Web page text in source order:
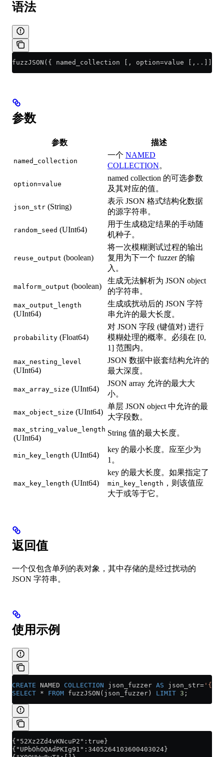
语法
fuzzJSON({ named_collection [, option=value [,..]] |
参数
参数 描述
named_collection
一个 NAMED
COLLECTION。
option=value
named collection 的可选参数
及其对应的值。
json_str (String)
表示 JSON 格式结构化数据
的源字符串。
random_seed (UInt64)
用于生成稳定结果的手动随
机种子。
reuse_output (boolean)
将一次模糊测试过程的输出
复用为下一个 fuzzer 的输
入。
malform_output (boolean)
生成无法解析为 JSON object
的字符串。
max_output_length
(UInt64)
生成或扰动后的 JSON 字符
串允许的最大长度。
probability (Float64)
对 JSON 字段 (键值对) 进行
模糊处理的概率。必须在 [0,
1] 范围内。
max_nesting_level
(UInt64)
JSON 数据中嵌套结构允许的
最大深度。
max_array_size (UInt64)
JSON array 允许的最大大
小。
max_object_size (UInt64)
单层 JSON object 中允许的最
大字段数。
max_string_value_length
(UInt64)
String 值的最大长度。
min_key_length (UInt64)
key 的最小长度。应至少为
1。
max_key_length (UInt64)
key 的最大长度。如果指定了
min_key_length ，则该值应
大于或等于它。
返回值
一个仅包含单列的表对象，其中存储的是经过扰动的
JSON 字符串。
使用示例
CREATE NAMED COLLECTION json_fuzzer AS json_str= '{}'
SELECT * FROM fuzzJSON(json_fuzzer) LIMIT 3 ;
{"52Xz2Zd4vKNcuP2":true}
{"UPbOhOQAdPKIg91":3405264103600403024}